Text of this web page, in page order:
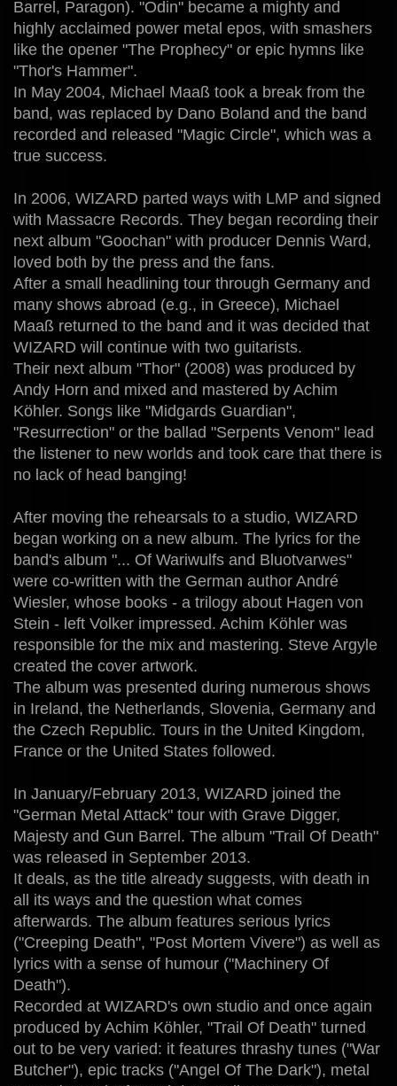
Barrel, Paragon). "Odin" became a mighty and
highly acclaimed power metal epos, with smashers
like the opener "The Prophecy" or epic hymns like
"Thor's Hammer".
In May 2004, Michael Maaß took a break from the
band, was replaced by Dano Boland and the band
recorded and released "Magic Circle", which was a
true success.
In 2006, WIZARD parted ways with LMP and signed
with Massacre Records. They began recording their
next album "Goochan" with producer Dennis Ward,
loved both by the press and the fans.
After a small headlining tour through Germany and
many shows abroad (e.g., in Greece), Michael
Maaß returned to the band and it was decided that
WIZARD will continue with two guitarists.
Their next album "Thor" (2008) was produced by
Andy Horn and mixed and mastered by Achim
Köhler. Songs like "Midgards Guardian",
"Resurrection" or the ballad "Serpents Venom" lead
the listener to new worlds and took care that there is
no lack of head banging!
After moving the rehearsals to a studio, WIZARD
began working on a new album. The lyrics for the
band's album "... Of Wariwulfs and Bluotvarwes"
were co-written with the German author André
Wiesler, whose books - a trilogy about Hagen von
Stein - left Volker impressed. Achim Köhler was
responsible for the mix and mastering. Steve Argyle
created the cover artwork.
The album was presented during numerous shows
in Ireland, the Netherlands, Slovenia, Germany and
the Czech Republic. Tours in the United Kingdom,
France or the United States followed.
In January/February 2013, WIZARD joined the
"German Metal Attack" tour with Grave Digger,
Majesty and Gun Barrel. The album "Trail Of Death"
was released in September 2013.
It deals, as the title already suggests, with death in
all its ways and the question what comes
afterwards. The album features serious lyrics
("Creeping Death", "Post Mortem Vivere") as well as
lyrics with a sense of humour ("Machinery Of
Death").
Recorded at WIZARD's own studio and once again
produced by Achim Köhler, "Trail Of Death" turned
out to be very varied: it features thrashy tunes ("War
Butcher"), epic tracks ("Angel Of The Dark"), metal